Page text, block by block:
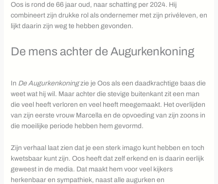
Oos is rond de 66 jaar oud, naar schatting per 2024. Hij
combineert zijn drukke rol als ondernemer met zijn privéleven, en
lijkt daarin zijn weg te hebben gevonden.
De mens achter de Augurkenkoning
In De Augurkenkoningzie je Oos als een daadkrachtige baas die
weet wat hij wil. Maar achter die stevige buitenkant zit een man
die veel heeft verloren en veel heeft meegemaakt. Het overlijden
van zijn eerste vrouw Marcella en de opvoeding van zijn zoons in
die moeilijke periode hebben hem gevormd.
Zijn verhaal laat zien dat je een sterk imago kunt hebben en toch
kwetsbaar kunt zijn. Oos heeft dat zelf erkend en is daarin eerlijk
geweest in de media. Dat maakt hem voor veel kijkers
herkenbaar en sympathiek, naast alle augurken en